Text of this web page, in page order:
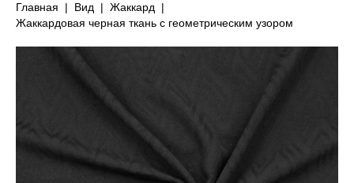
Главная Вид
Жаккард
Жаккардовая черная ткань с геометрическим узором